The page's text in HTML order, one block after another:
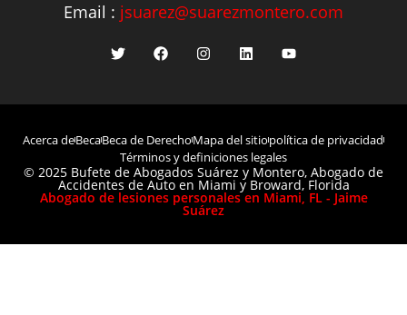
Email : jsuarez@suarezmontero.com
Acerca deBecaBeca de DerechoMapa del sitiopolítica de privacidad
Términos y definiciones legales
© 2025 Bufete de Abogados Suárez y Montero, Abogado de
Accidentes de Auto en Miami y Broward, Florida
Abogado de lesiones personales en Miami, FL - Jaime
Suárez